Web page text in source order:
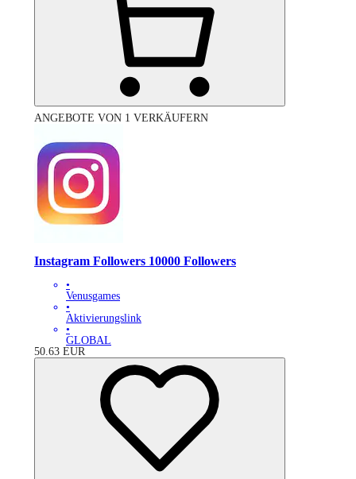
ANGEBOTE VON 1 VERKÄUFERN
Instagram Followers 10000 Followers
•
Venusgames
•
Aktivierungslink
•
GLOBAL
50.63 EUR